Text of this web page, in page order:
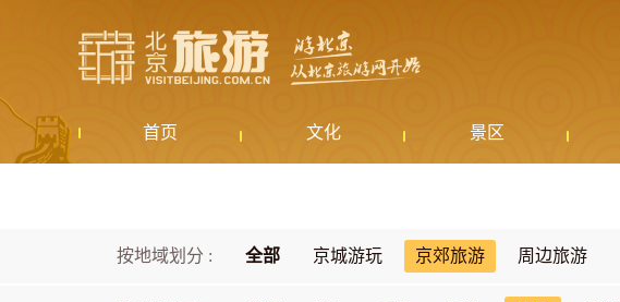
首页 文化 景区
按地域划分 : 全部 京城游玩 京郊旅游 周边旅游